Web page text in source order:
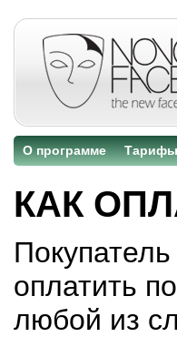
О программе Тарифы
КАК
оплатить
любой из